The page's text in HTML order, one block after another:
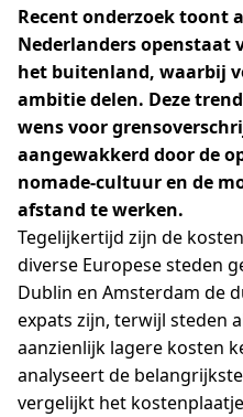
Recent onderzoek toont
Nederlanders openstaat
het buitenland, waarbij
ambitie delen. Deze
wens voor
aangewakkerd door de
nomade-cultuur en de
afstand te werken.
Tegelijkertijd zijn de
diverse Europese steden
Dublin en Amsterdam de
expats zijn, terwijl steden
aanzienlijk lagere kosten
analyseert de
vergelijkt het